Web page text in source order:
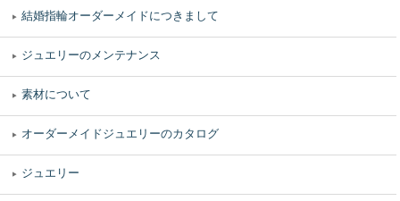
結婚指輪オーダーメイドにつきまして
ジュエリーのメンテナンス
素材について
オーダーメイドジュエリーのカタログ
ジュエリー